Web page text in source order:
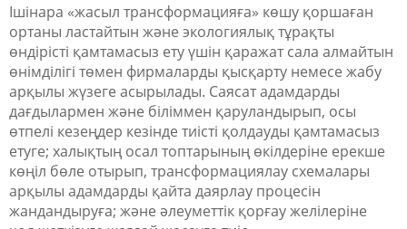
Ішінара «жасыл трансформацияға» көшу қоршаған
ортаны ластайтын және экологиялық тұрақты
өндірісті қамтамасыз ету үшін қаражат сала алмайтын
өнімділігі төмен фирмаларды қысқарту немесе жабу
арқылы жүзеге асырылады. Саясат адамдарды
дағдылармен және біліммен қаруландырып, осы
өтпелі кезеңдер кезінде тиісті қолдауды қамтамасыз
етуге; халықтың осал топтарының өкілдеріне ерекше
көңіл бөле отырып, трансформациялау схемалары
арқылы адамдарды қайта даярлау процесін
жандандыруға; және әлеуметтік қорғау желілеріне